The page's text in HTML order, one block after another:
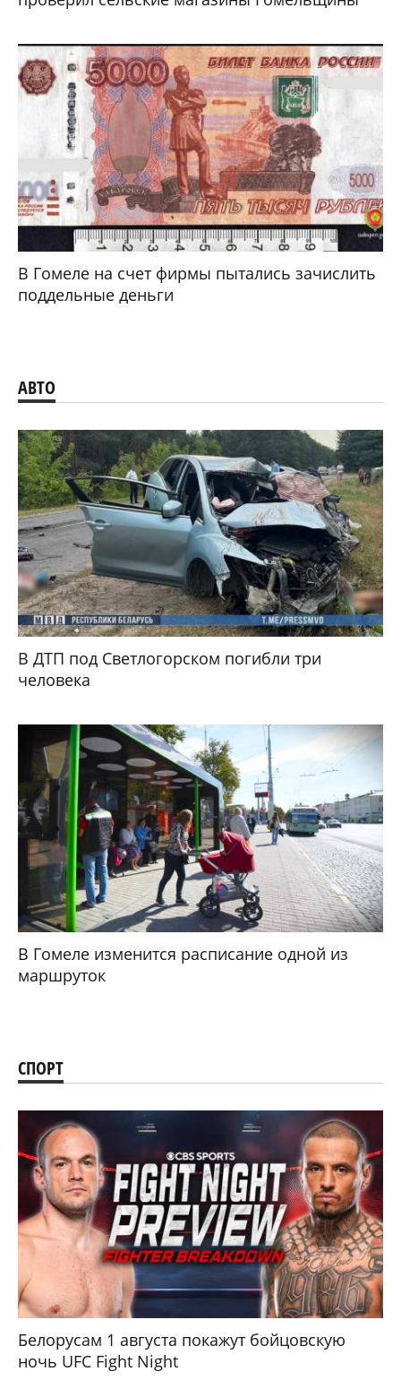
В Гомеле на счет фирмы пытались зачислить
поддельные деньги
АВТО
В ДТП под Светлогорском погибли три
человека
В Гомеле изменится расписание одной из
маршруток
СПОРТ
Белорусам 1 августа покажут бойцовскую
ночь UFC Fight Night